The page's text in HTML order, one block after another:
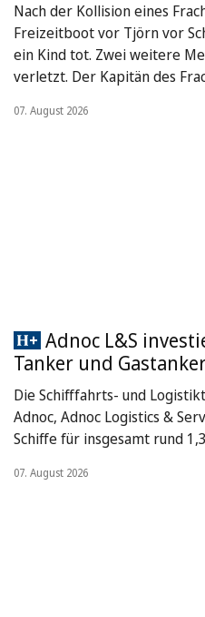
Nach der Kollision eines
Freizeitboot vor Tjörn vor
ein Kind tot. Zwei weitere
verletzt. Der Kapitän des
07. August 2026
Adnoc L&S
Tanker und
Die Schifffahrts- und
Adnoc, Adnoc Logistics &
Schiffe für insgesamt rund
07. August 2026